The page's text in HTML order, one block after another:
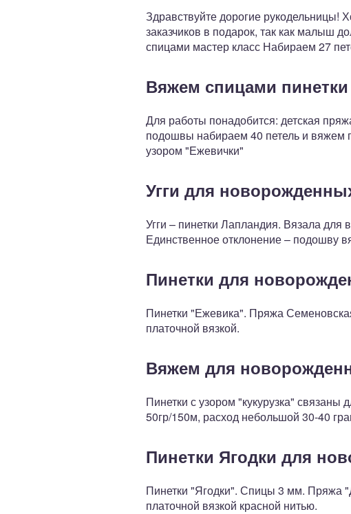
Здравствуйте дорогие рукодельницы!
заказчиков в подарок, так как малыш
спицами мастер класс Набираем 27
Вяжем спицами
Для работы понадобится: детская
подошвы набираем 40 петель и вяжем
узором "Ежевички"
Угги для
Угги – пинетки Лапландия. Вязала для
Единственное отклонение – подошву
Пинетки для
Пинетки "Ежевика". Пряжа
платочной вязкой.
Вяжем для
Пинетки с узором "кукурузка"
50гр/150м, расход небольшой 30-40
Пинетки Ягодки для
Пинетки "Ягодки". Спицы 3 мм. Пряжа
платочной вязкой красной нитью.